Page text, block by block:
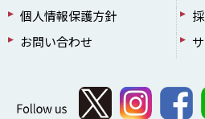
個人情報保護方針
お問い合わせ